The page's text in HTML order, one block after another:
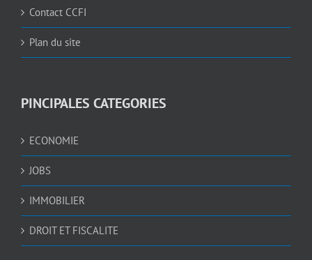
Contact CCFI
Plan du site
PINCIPALES CATEGORIES
ECONOMIE
JOBS
IMMOBILIER
DROIT ET FISCALITE